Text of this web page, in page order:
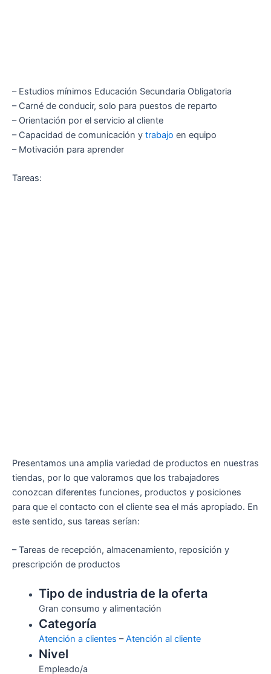
– Estudios mínimos Educación Secundaria Obligatoria
– Carné de conducir, solo para puestos de reparto
– Orientación por el servicio al cliente
– Capacidad de comunicación y trabajo en equipo
– Motivación para aprender
Tareas:
Presentamos una amplia variedad de productos en nuestras
tiendas, por lo que valoramos que los trabajadores
conozcan diferentes funciones, productos y posiciones
para que el contacto con el cliente sea el más apropiado. En
este sentido, sus tareas serían:
– Tareas de recepción, almacenamiento, reposición y
prescripción de productos
Tipo de industria de la oferta
Gran consumo y alimentación
Categoría
Atención a clientes –Atención al cliente
Nivel
Empleado/a